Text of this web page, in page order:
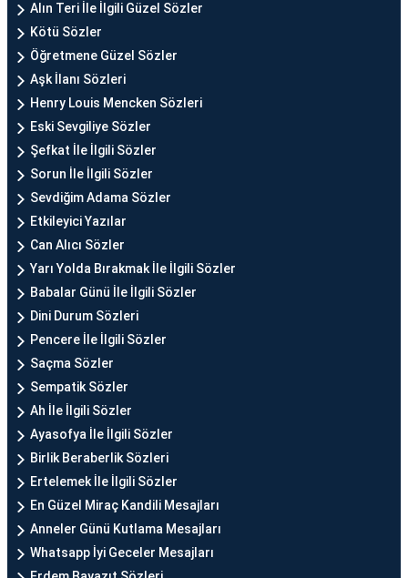
Alın Teri İle İlgili Güzel Sözler
Kötü Sözler
Öğretmene Güzel Sözler
Aşk İlanı Sözleri
Henry Louis Mencken Sözleri
Eski Sevgiliye Sözler
Şefkat İle İlgili Sözler
Sorun İle İlgili Sözler
Sevdiğim Adama Sözler
Etkileyici Yazılar
Can Alıcı Sözler
Yarı Yolda Bırakmak İle İlgili Sözler
Babalar Günü İle İlgili Sözler
Dini Durum Sözleri
Pencere İle İlgili Sözler
Saçma Sözler
Sempatik Sözler
Ah İle İlgili Sözler
Ayasofya İle İlgili Sözler
Birlik Beraberlik Sözleri
Ertelemek İle İlgili Sözler
En Güzel Miraç Kandili Mesajları
Anneler Günü Kutlama Mesajları
Whatsapp İyi Geceler Mesajları